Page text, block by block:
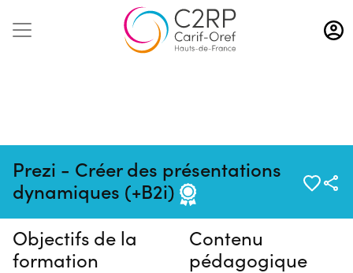
Aller
au
contenu
Prezi - Créer des présentations
dynamiques (+B2i)
Pas de session programmée en
ce moment
Objectifs de la
formation
Contenu
pédagogique